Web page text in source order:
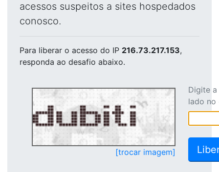
acessos suspeitos a sites hospedados
conosco.
Para liberar o acesso do IP 216.73.217.153,
responda ao desafio abaixo.
[trocar imagem]
Digite
lado no